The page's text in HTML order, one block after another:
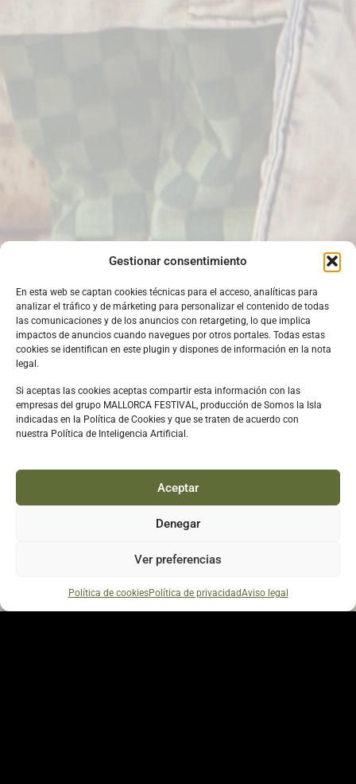
Gestionar consentimiento
En esta web se captan cookies técnicas para el acceso, analíticas para
analizar el tráfico y de márketing para personalizar el contenido de todas
las comunicaciones y de los anuncios con retargeting, lo que implica
impactos de anuncios cuando navegues por otros portales. Todas estas
cookies se identifican en este plugin y dispones de información en la nota
legal.
Si aceptas las cookies aceptas compartir esta información con las
empresas del grupo MALLORCA FESTIVAL, producción de Somos la Isla
indicadas en la Política de Cookies y que se traten de acuerdo con
nuestra Política de Inteligencia Artificial.
Aceptar
Denegar
Ver preferencias
Política de cookiesPolítica de privacidadAviso legal